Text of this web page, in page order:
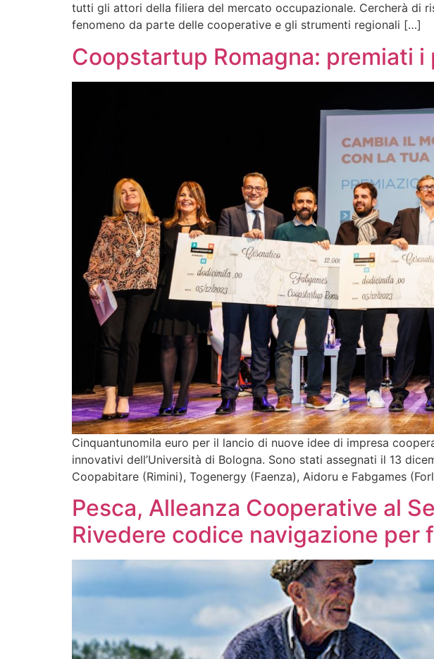
tutti gli attori della filiera del mercato occupazionale. Cercherà di
fenomeno da parte delle cooperative e gli strumenti regionali […]
Coopstartup Romagna: premiati
Cinquantunomila euro per il lancio di nuove idee di impresa
innovativi dell’Università di Bologna. Sono stati assegnati il 13
Coopabitare (Rimini), Togenergy (Faenza), Aidoru e Fabgames
Pesca, Alleanza Cooperative al
Rivedere codice navigazione